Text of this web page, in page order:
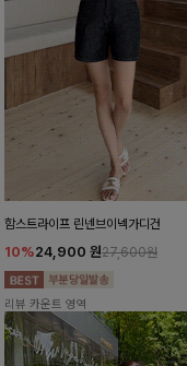
함스트라이프 린넨브이넥가디건
10%24,900 원27,600원
리뷰 카운트 영역